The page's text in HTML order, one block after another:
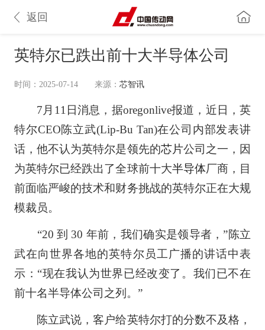
返回
英特尔已跌出前十大半导体公司
时间：2025-07-14 来源： 芯智讯
7月11日消息，据oregonlive报道，近日，英
特尔CEO陈立武(Lip-Bu Tan)在公司内部发表讲
话，他不认为英特尔是领先的芯片公司之一，因
为英特尔已经跌出了全球前十大半导体厂商，目
前面临严峻的技术和财务挑战的英特尔正在大规
模裁员。
“20 到 30 年前，我们确实是领导者，”陈立
武在向世界各地的英特尔员工广播的讲话中表
示：“现在我认为世界已经改变了。我们已不在
前十名半导体公司之列。”
陈立武说，客户给英特尔打的分数不及格，